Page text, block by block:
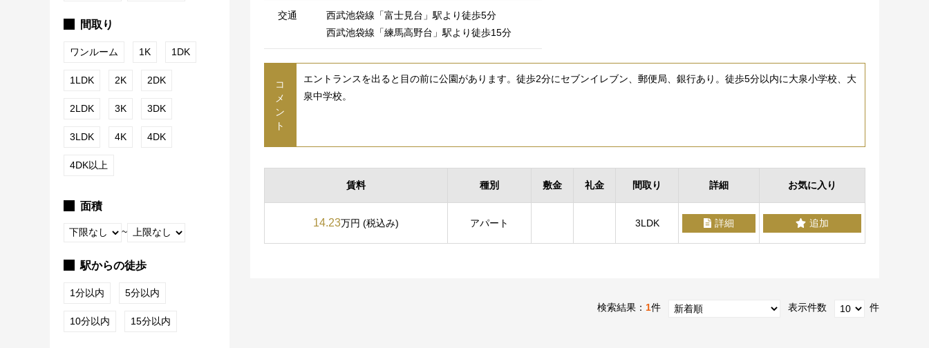
間取り
ワンルーム 1K 1DK
1LDK 2K 2DK
2LDK 3K 3DK
3LDK 4K 4DK
4DK以上
面積
~
駅からの徒歩
1分以内 5分以内
10分以内 15分以内
交通
西武池袋線「富士見台」駅より徒歩5分
西武池袋線「練馬高野台」駅より徒歩15分
コ
メ
ン
ト
エントランスを出ると目の前に公園があります。徒歩2分にセブンイレブン、郵便局、銀行あり。徒歩5分以内に大泉小学校、大
泉中学校。
賃料 種別 敷金 礼金 間取り 詳細 お気に入り
14.23万円 (税込み) アパート 3LDK 詳細 追加
検索結果： 1件 表示件数 件